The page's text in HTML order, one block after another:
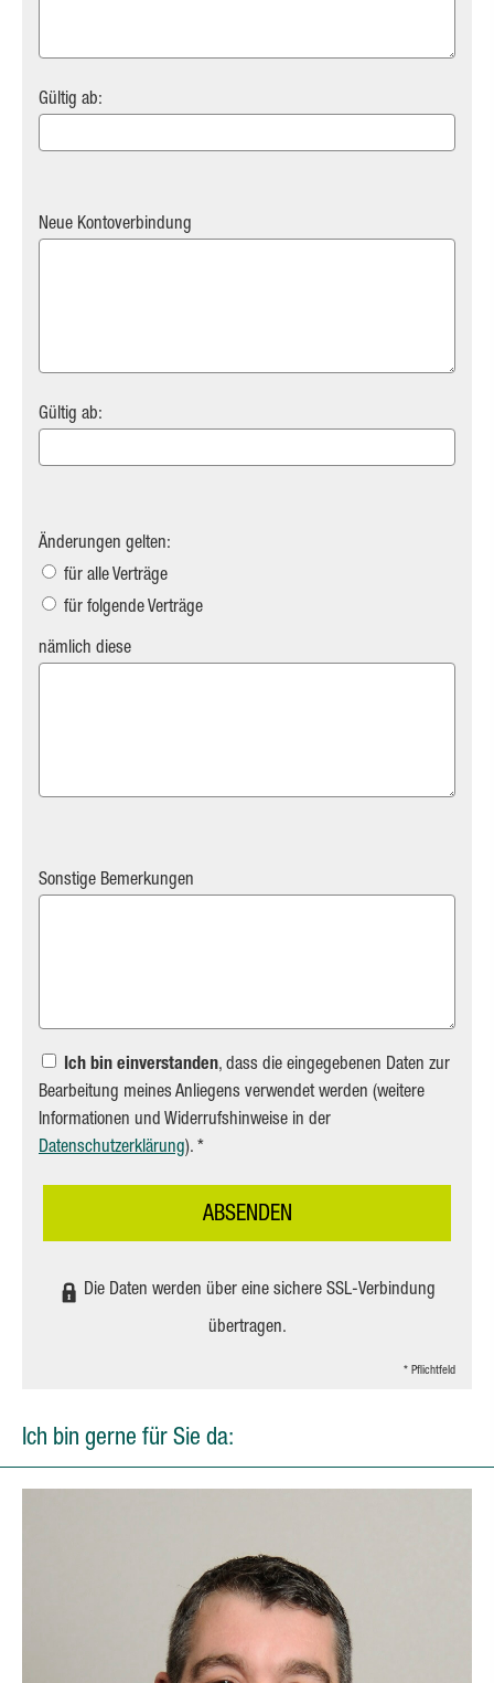
Gültig ab:
Neue Kontoverbindung
Gültig ab:
Änderungen gelten:
für alle Verträge
für folgende Verträge
nämlich diese
Sonstige Bemerkungen
Ich bin einverstanden, dass die eingegebenen Daten zur
Bearbeitung meines Anliegens verwendet werden (weitere
Informationen und Widerrufshinweise in der
Datenschutzerklärung). *
ABSENDEN
Die Daten werden über eine sichere SSL-Verbindung
übertragen.
* Pflichtfeld
Ich bin gerne für Sie da: